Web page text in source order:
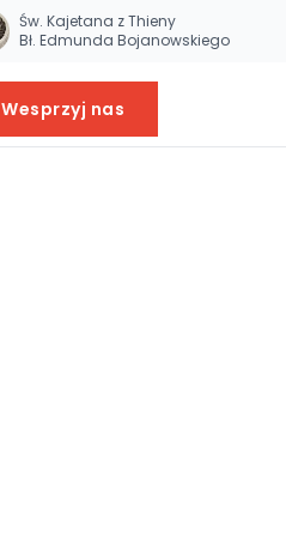
Św. Kajetana z Thieny
Bł. Edmunda Bojanowskiego
Wesprzyj nas